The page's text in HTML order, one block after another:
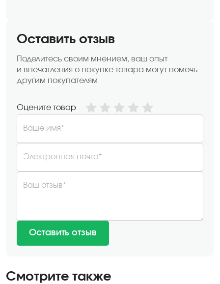
Оставить отзыв
Поделитесь своим мнением, ваш опыт
и впечатления о покупке товара могут помочь
другим покупателям
Оцените товар
Ваше имя*
Электронная почта*
Ваш отзыв*
Оставить отзыв
Смотрите также